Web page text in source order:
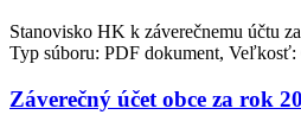
Stanovisko HK k záverečnemu účtu
Typ súboru: PDF dokument, Veľkosť:
Záverečný účet obce za rok